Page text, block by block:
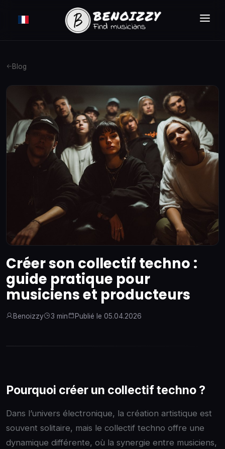
TARIFS
CONNEXION
INSCRIPTION GRATUITE
Blog
Créer son collectif techno :
guide pratique pour
musiciens et producteurs
Benoizzy 3 min Publié le 05.04.2026
Pourquoi créer un collectif techno ?
Dans l’univers électronique, la création artistique est
souvent solitaire, mais le collectif techno offre une
dynamique différente, où la synergie entre musiciens,